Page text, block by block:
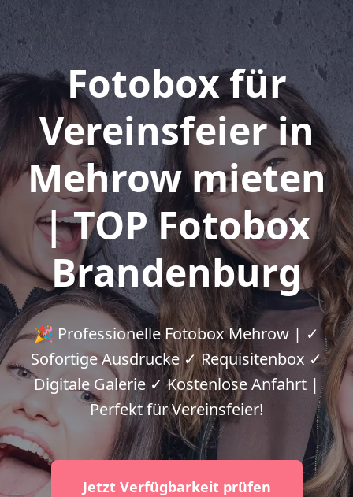
Fotobox für
Vereinsfeier in
Mehrow mieten
| TOP Fotobox
Brandenburg
🎉 Professionelle Fotobox Mehrow | ✓
Sofortige Ausdrucke ✓ Requisitenbox ✓
Digitale Galerie ✓ Kostenlose Anfahrt |
Perfekt für Vereinsfeier!
Jetzt Verfügbarkeit prüfen